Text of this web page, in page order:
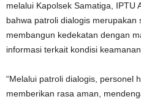
melalui Kapolsek Samatiga, IPTU
bahwa patroli dialogis merupakan
membangun kedekatan dengan
informasi terkait kondisi
“Melalui patroli dialogis, personel
memberikan rasa aman,